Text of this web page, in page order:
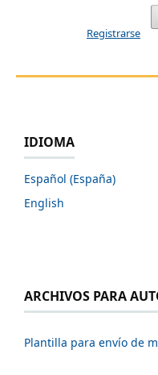
Registrarse
IDIOMA
Español (España)
English
ARCHIVOS PARA
Plantilla para envío de